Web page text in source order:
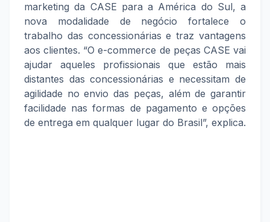
marketing da CASE para a América do Sul, a
nova modalidade de negócio fortalece o
trabalho das concessionárias e traz vantagens
aos clientes. “O e-commerce de peças CASE vai
ajudar aqueles profissionais que estão mais
distantes das concessionárias e necessitam de
agilidade no envio das peças, além de garantir
facilidade nas formas de pagamento e opções
de entrega em qualquer lugar do Brasil”, explica.